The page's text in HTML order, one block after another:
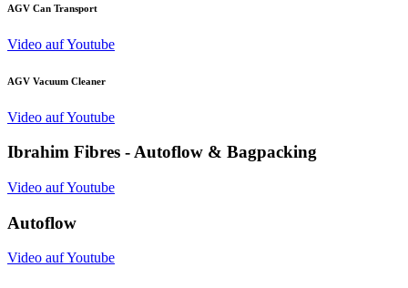
AGV Can Transport
Video auf Youtube
AGV Vacuum Cleaner
Video auf Youtube
Ibrahim Fibres - Autoflow & Bagpacking
Video auf Youtube
Autoflow
Video auf Youtube